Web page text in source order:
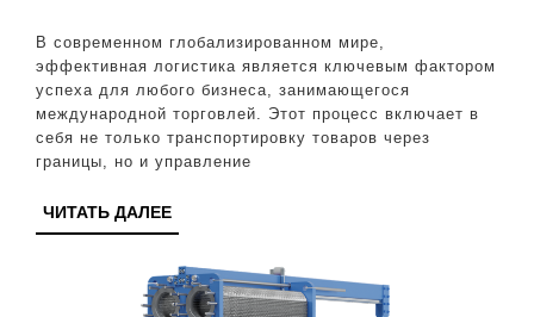
оптимизация
цепочки
поставок
В современном глобализированном мире,
эффективная логистика является ключевым фактором
успеха для любого бизнеса, занимающегося
международной торговлей. Этот процесс включает в
себя не только транспортировку товаров через
границы, но и управление
ЧИТАТЬ ДАЛЕЕЧИТАТЬ
ДАЛЕЕ